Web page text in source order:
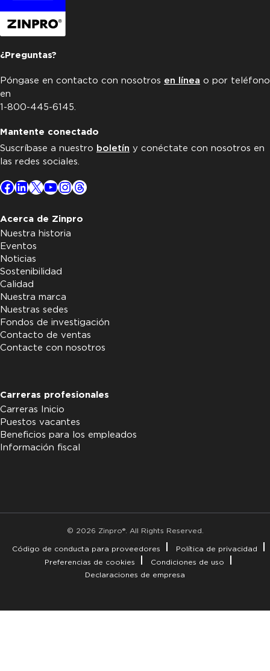
¿Preguntas?
Póngase en contacto con nosotros en línea o por teléfono
en
1-800-445-6145.
Mantente conectado
Suscríbase a nuestro boletín y conéctate con nosotros en
las redes sociales.
Facebook
LinkedIn
X YouTube
Instagram
Threads
Acerca de Zinpro
Nuestra historia
Eventos
Noticias
Sostenibilidad
Calidad
Nuestra marca
Nuestras sedes
Fondos de investigación
Contacto de ventas
Contacte con nosotros
Carreras profesionales
Carreras Inicio
Puestos vacantes
Beneficios para los empleados
Información fiscal
© 2026 Zinpro®. All Rights Reserved.
Código de conducta para proveedores
Política de privacidad
Preferencias de cookies
Condiciones de uso
Declaraciones de empresa